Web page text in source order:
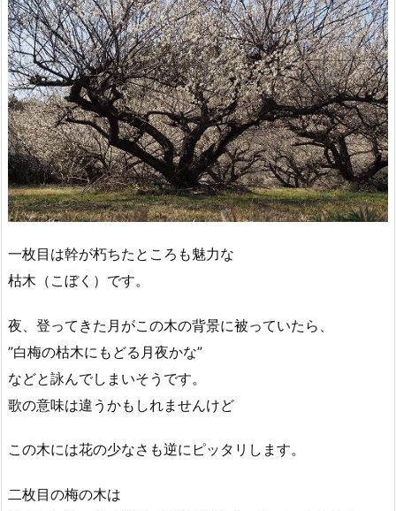
一枚目は幹が朽ちたところも魅力な
枯木（こぼく）です。
夜、登ってきた月がこの木の背景に被っていたら、
”白梅の枯木にもどる月夜かな”
などと詠んでしまいそうです。
歌の意味は違うかもしれませんけど
この木には花の少なさも逆にピッタリします。
二枚目の梅の木は